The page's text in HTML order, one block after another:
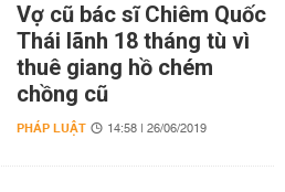
Vợ cũ bác sĩ Chiêm Quốc
Thái lãnh 18 tháng tù vì
thuê giang hồ chém
chồng cũ
PHÁP LUẬT 14:58 | 26/06/2019